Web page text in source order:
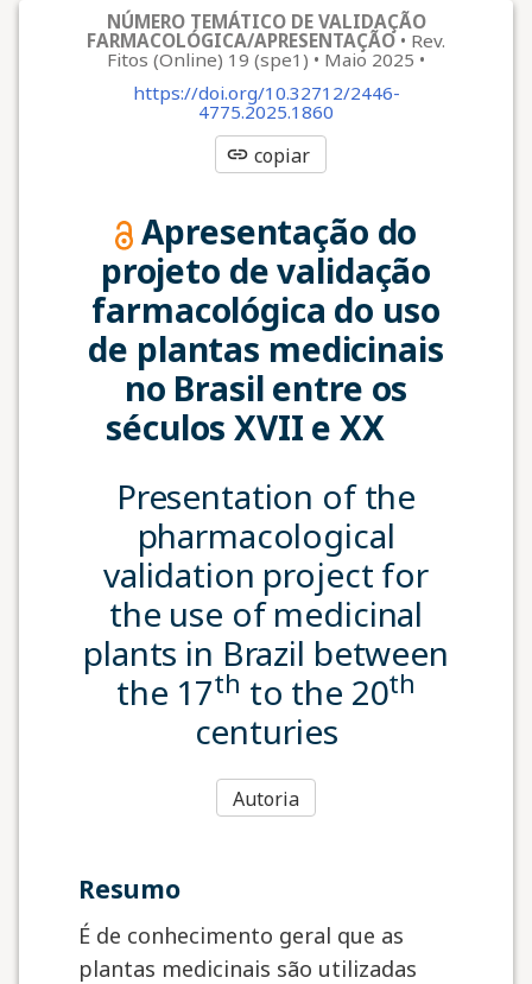
NÚMERO TEMÁTICO DE VALIDAÇÃO
FARMACOLÓGICA/APRESENTAÇÃO • Rev.
Fitos (Online) 19 (spe1) • Maio 2025 •
https://doi.org/10.32712/2446-
4775.2025.1860
link copiar
Apresentação do
projeto de validação
farmacológica do uso
de plantas medicinais
no Brasil entre os
séculos XVII e XX
Presentation of the
pharmacological
validation project for
the use of medicinal
plants in Brazil between
the 17th to the 20th
centuries
Autoria
resumo
É de conhecimento geral que as
plantas medicinais são utilizadas